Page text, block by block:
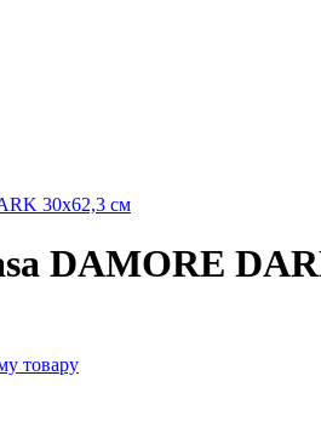
DAMORE
товару